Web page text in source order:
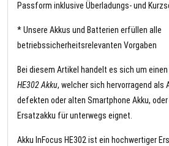
Passform inklusive Überladungs- und
* Unsere Akkus und Batterien erfüllen alle
betriebssicherheitsrelevanten Vorgaben
Bei diesem Artikel handelt es sich um einen
HE302 Akku, welcher sich hervorragend als
defekten oder alten Smartphone Akku,
Ersatzakku für unterwegs eignet.
Akku InFocus HE302 ist ein hochwertiger